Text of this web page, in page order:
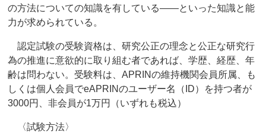
の方法についての知識を有している――といった知識と能
力が求められている。
認定試験の受験資格は、研究公正の理念と公正な研究行
為の推進に意欲的に取り組む者であれば、学歴、経歴、年
齢は問わない。受験料は、APRINの維持機関会員所属、も
しくは個人会員でeAPRINのユーザー名（ID）を持つ者が
3000円、非会員が1万円（いずれも税込）
〈試験方法〉